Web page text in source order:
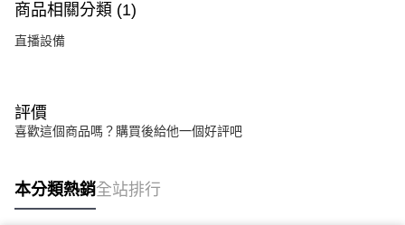
商品相關分類 (1)
直播設備
評價
喜歡這個商品嗎？購買後給他一個好評吧
本分類熱銷全站排行